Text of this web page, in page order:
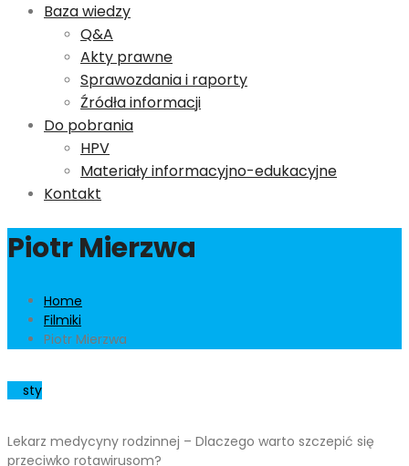
Baza wiedzy
Q&A
Akty prawne
Sprawozdania i raporty
Źródła informacji
Do pobrania
HPV
Materiały informacyjno-edukacyjne
Kontakt
Piotr Mierzwa
Home
Filmiki
Piotr Mierzwa
sty
Lekarz medycyny rodzinnej – Dlaczego warto szczepić się
przeciwko rotawirusom?